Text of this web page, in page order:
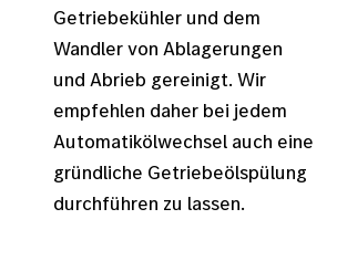
Getriebekühler und dem
Wandler von Ablagerungen
und Abrieb gereinigt. Wir
empfehlen daher bei jedem
Automatikölwechsel auch eine
gründliche Getriebeölspülung
durchführen zu lassen.